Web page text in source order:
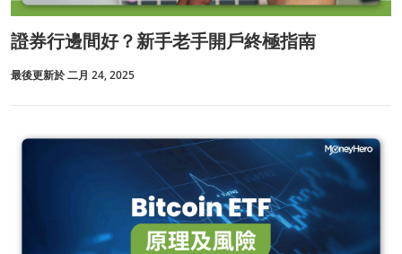
證券行邊間好？新手老手開戶終極指南
最後更新於 二月 24, 2025